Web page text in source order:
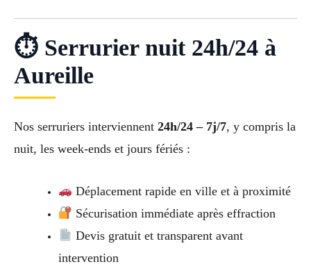
⏱ Serrurier nuit 24h/24 à
Aureille
Nos serruriers interviennent 24h/24 – 7j/7, y compris la
nuit, les week-ends et jours fériés :
Déplacement rapide en ville et à proximité
Sécurisation immédiate après effraction
Devis gratuit et transparent avant
intervention